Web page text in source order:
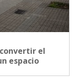
el
espacio